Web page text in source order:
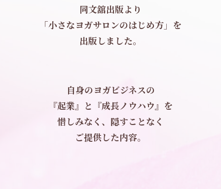
同文舘出版より
「小さなヨガサロンのはじめ方」を
出版しました。
自身のヨガビジネスの
『起業』と『成長ノウハウ』を
惜しみなく、隠すことなく
ご提供した内容。